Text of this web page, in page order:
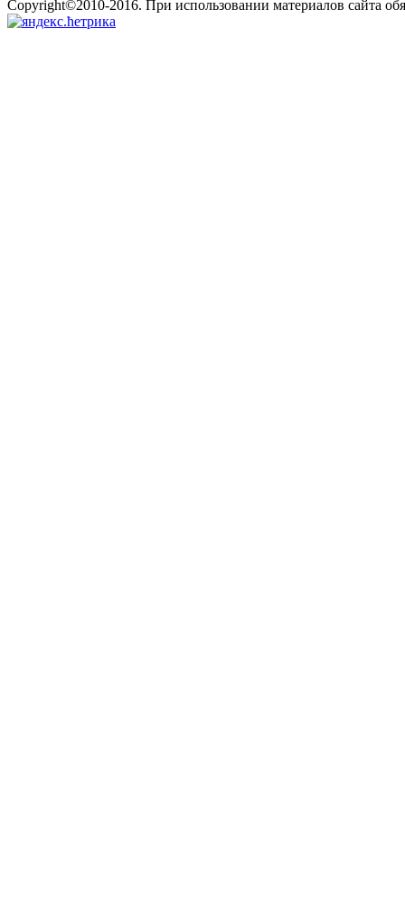
Copyright©2010-2016. При использовании материалов сайта